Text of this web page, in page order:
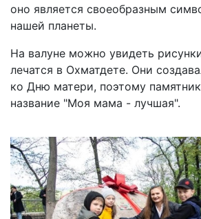
оно является своеобразным
нашей планеты.
На валуне можно увидеть
лечатся в Охматдете. Они
ко Дню матери, поэтому
название "Моя мама - лучшая".